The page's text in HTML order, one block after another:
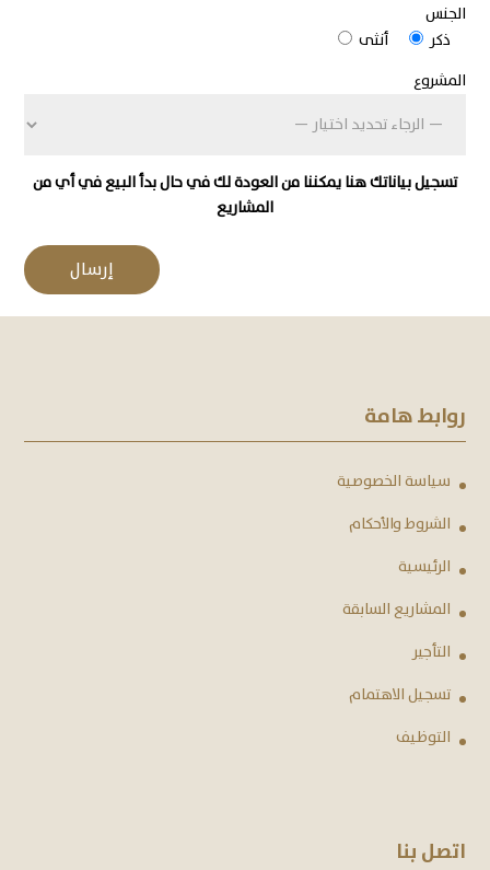
الجنس
ذكر
أنثى
المشروع
تسجيل بياناتك هنا يمكننا من العودة لك في حال بدأ البيع في أي من
المشاريع
روابط هامة
سياسة الخصوصية
الشروط والأحكام
الرئيسية
المشاريع السابقة
التأجير
تسجيل الاهتمام
التوظيف
اتصل بنا